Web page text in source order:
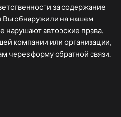
за содержание
Вы обнаружили на нашем
нарушают авторские права,
компании или организации,
через форму обратной связи.